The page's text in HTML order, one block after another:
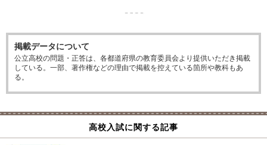
掲載データについて
公立高校の問題・正答は、各都道府県の教育委員会より提供いただき掲載
している。一部、著作権などの理由で掲載を控えている箇所や教科もあ
る。
高校入試に関する記事